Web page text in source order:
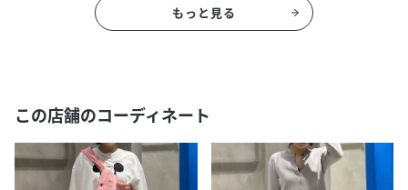
もっと見る
この店舗のコーディネート